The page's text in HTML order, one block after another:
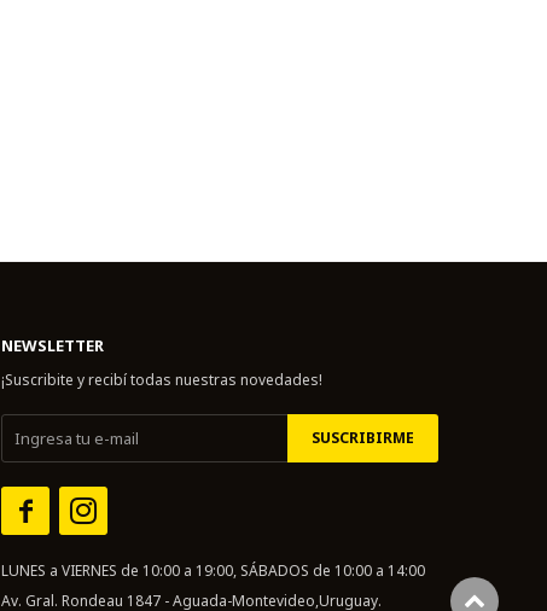
NEWSLETTER
¡Suscribite y recibí todas nuestras novedades!
SUSCRIBIRME
 
LUNES a VIERNES de 10:00 a 19:00, SÁBADOS de 10:00 a 14:00
Av. Gral. Rondeau 1847 - Aguada-Montevideo,Uruguay.